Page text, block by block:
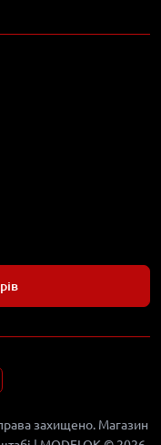
захищено. Магазин